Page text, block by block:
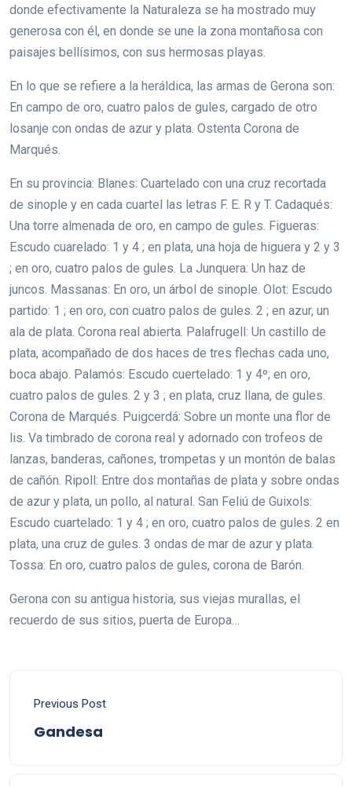
donde efectivamente la Naturaleza se ha mostrado muy
generosa con él, en donde se une la zona montañosa con
paisajes bellísimos, con sus hermosas playas.
En lo que se refiere a la heráldica, las armas de Gerona son:
En campo de oro, cuatro palos de gules, cargado de otro
losanje con ondas de azur y plata. Ostenta Corona de
Marqués.
En su provincia: Blanes: Cuartelado con una cruz recortada
de sinople y en cada cuartel las letras F. E. R y T. Cadaqués:
Una torre almenada de oro, en campo de gules. Figueras:
Escudo cuarelado: 1 y 4 ; en plata, una hoja de higuera y 2 y 3
; en oro, cuatro palos de gules. La Junquera: Un haz de
juncos. Massanas: En oro, un árbol de sinople. Olot: Escudo
partido: 1 ; en oro, con cuatro palos de gules. 2 ; en azur, un
ala de plata. Corona real abierta. Palafrugell: Un castillo de
plata, acompañado de dos haces de tres flechas cada uno,
boca abajo. Palamós: Escudo cuertelado: 1 y 4º; en oro,
cuatro palos de gules. 2 y 3 ; en plata, cruz llana, de gules.
Corona de Marqués. Puigcerdá: Sobre un monte una flor de
lis. Va timbrado de corona real y adornado con trofeos de
lanzas, banderas, cañones, trompetas y un montón de balas
de cañón. Ripoll: Entre dos montañas de plata y sobre ondas
de azur y plata, un pollo, al natural. San Feliú de Guixols:
Escudo cuartelado: 1 y 4 ; en oro, cuatro palos de gules. 2 en
plata, una cruz de gules. 3 ondas de mar de azur y plata.
Tossa: En oro, cuatro palos de gules, corona de Barón.
Gerona con su antigua historia, sus viejas murallas, el
recuerdo de sus sitios, puerta de Europa…
Previous Post
Gandesa